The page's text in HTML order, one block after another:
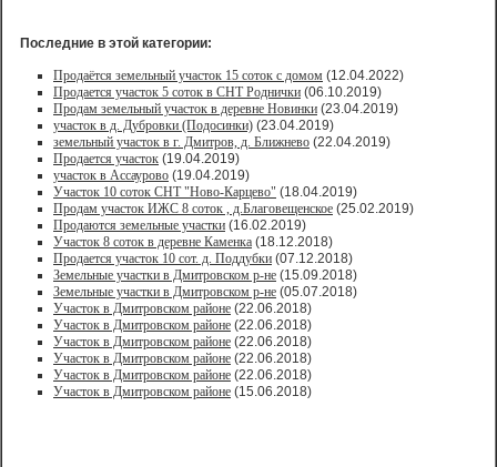
Последние в этой категории:
Продаётся земельный участок 15 соток с домом (12.04.2022)
Продается участок 5 соток в СНТ Роднички (06.10.2019)
Продам земельный участок в деревне Новинки (23.04.2019)
участок в д. Дубровки (Подосинки) (23.04.2019)
земельный участок в г. Дмитров, д. Ближнево (22.04.2019)
Продается участок (19.04.2019)
участок в Ассаурово (19.04.2019)
Участок 10 соток СНТ "Ново-Карцево" (18.04.2019)
Продам участок ИЖС 8 соток , д.Благовещенское (25.02.2019)
Продаются земельные участки (16.02.2019)
Участок 8 соток в деревне Каменка (18.12.2018)
Продается участок 10 сот. д. Поддубки (07.12.2018)
Земельные участки в Дмитровском р-не (15.09.2018)
Земельные участки в Дмитровском р-не (05.07.2018)
Участок в Дмитровском районе (22.06.2018)
Участок в Дмитровском районе (22.06.2018)
Участок в Дмитровском районе (22.06.2018)
Участок в Дмитровском районе (22.06.2018)
Участок в Дмитровском районе (22.06.2018)
Участок в Дмитровском районе (15.06.2018)